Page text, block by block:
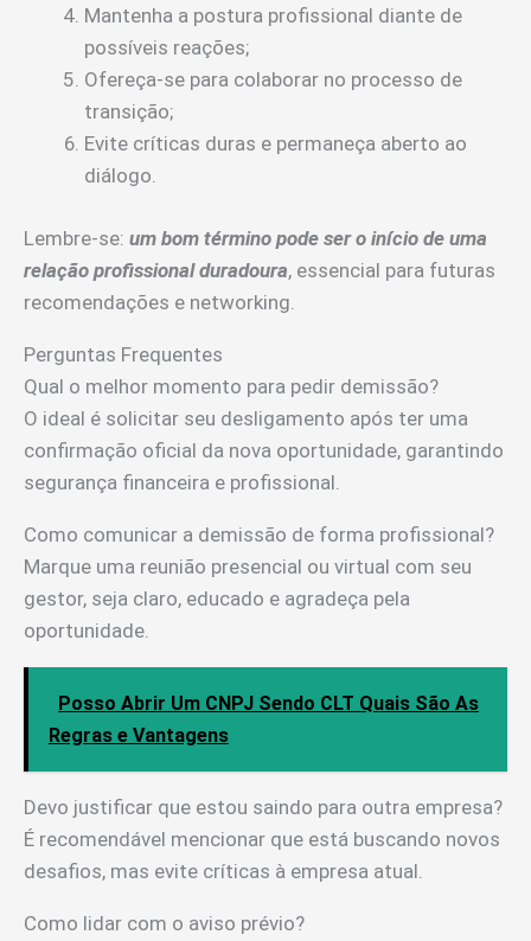
Mantenha a postura profissional diante de
possíveis reações;
Ofereça-se para colaborar no processo de
transição;
Evite críticas duras e permaneça aberto ao
diálogo.
Lembre-se: um bom término pode ser o início de uma
relação profissional duradoura, essencial para futuras
recomendações e networking.
Perguntas Frequentes
Qual o melhor momento para pedir demissão?
O ideal é solicitar seu desligamento após ter uma
confirmação oficial da nova oportunidade, garantindo
segurança financeira e profissional.
Como comunicar a demissão de forma profissional?
Marque uma reunião presencial ou virtual com seu
gestor, seja claro, educado e agradeça pela
oportunidade.
Posso Abrir Um CNPJ Sendo CLT Quais São As
Regras e Vantagens
Devo justificar que estou saindo para outra empresa?
É recomendável mencionar que está buscando novos
desafios, mas evite críticas à empresa atual.
Como lidar com o aviso prévio?